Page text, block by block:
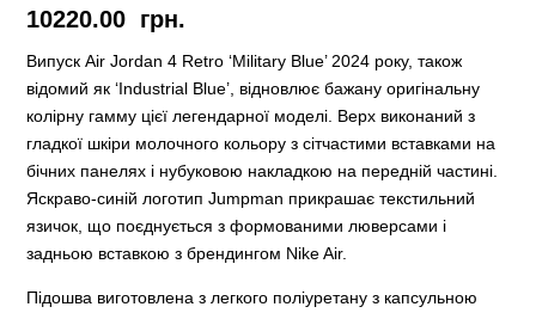
10220.00 грн.
Випуск Air Jordan 4 Retro ‘Military Blue’ 2024 року, також
відомий як ‘Industrial Blue’, відновлює бажану оригінальну
колірну гамму цієї легендарної моделі. Верх виконаний з
гладкої шкіри молочного кольору з сітчастими вставками на
бічних панелях і нубуковою накладкою на передній частині.
Яскраво-синій логотип Jumpman прикрашає текстильний
язичок, що поєднується з формованими люверсами і
задньою вставкою з брендингом Nike Air.
Підошва виготовлена з легкого поліуретану з капсульною